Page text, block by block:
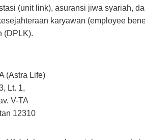
(unit link), asuransi jiwa syariah,
karyawan (employee
(DPLK).
(Astra Life)
Lt. 1,
V-TA
12310